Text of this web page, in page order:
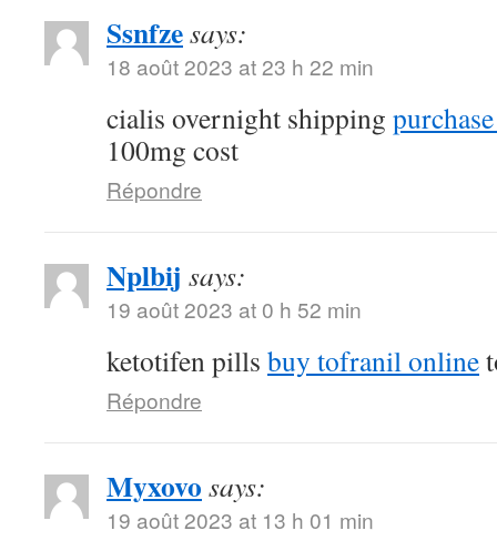
Ssnfzesays:
18 août 2023 at 23 h 22 min
cialis overnight shipping
100mg cost
Répondre
Nplbij says:
19 août 2023 at 0 h 52 min
ketotifen pills buy tofranil online
Répondre
Myxovo says:
19 août 2023 at 13 h 01 min